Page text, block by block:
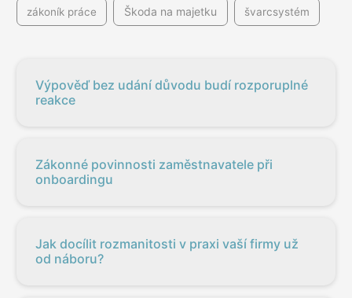
zákoník práce Škoda na majetku švarcsystém
Výpověď bez udání důvodu budí rozporuplné
reakce
Zákonné povinnosti zaměstnavatele při
onboardingu
Jak docílit rozmanitosti v praxi vaší firmy už
od náboru?